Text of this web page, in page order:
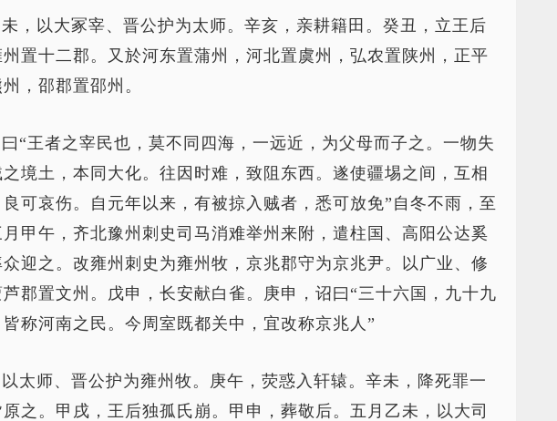
，以大冢宰、晋公护为太师。辛亥，亲耕籍田。癸丑，立王后
置十二郡。又於河东置蒲州，河北置虞州，弘农置陕州，正平
，邵郡置邵州。
“王者之宰民也，莫不同四海，一远近，为父母而子之。一物失
境土，本同大化。往因时难，致阻东西。遂使疆埸之间，互相
可哀伤。自元年以来，有被掠入贼者，悉可放免”自冬不雨，至
甲午，齐北豫州刺史司马消难举州来附，遣柱国、高阳公达奚
迎之。改雍州刺史为雍州牧，京兆郡守为京兆尹。以广业、修
郡置文州。戊申，长安献白雀。庚申，诏曰“三十六国，九十九
称河南之民。今周室既都关中，宜改称京兆人”
太师、晋公护为雍州牧。庚午，荧惑入轩辕。辛未，降死罪一
之。甲戌，王后独孤氏崩。甲申，葬敬后。五月乙未，以大司